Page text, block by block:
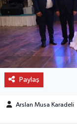
Paylaş
Arslan Musa Karadeli